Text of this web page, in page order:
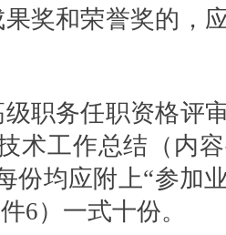
果奖和荣誉奖的，
级职务任职资格评
术工作总结（内
份均应附上“参加
6）一式十份。